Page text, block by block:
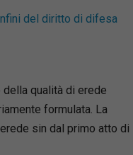
del diritto di difesa
qualità di erede
formulata. La
sin dal primo atto di